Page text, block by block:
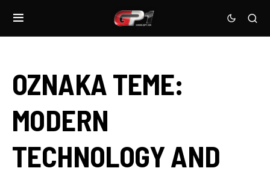
OZNAKA TEME:
MODERN
TECHNOLOGY AND